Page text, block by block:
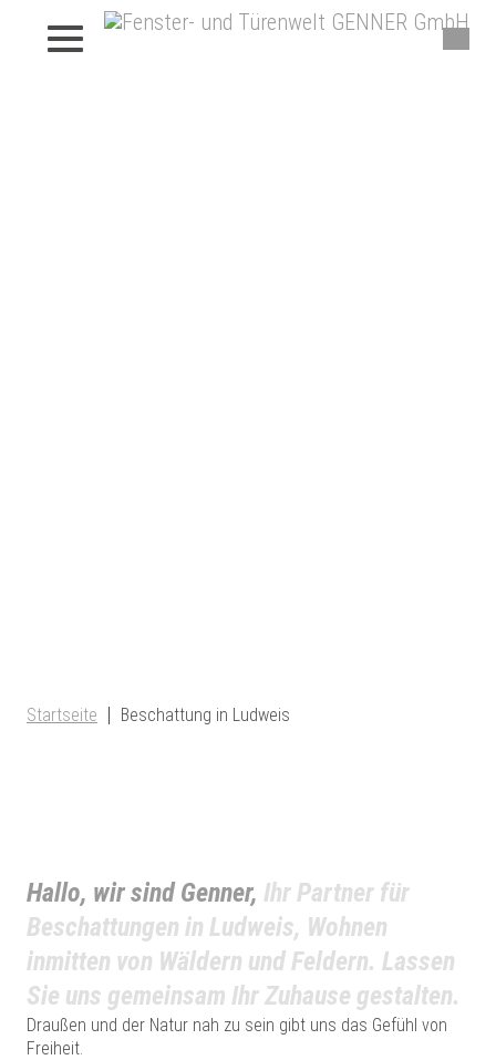
Beschattungen von Genner
Startseite Beschattung in Ludweis
Hallo, wir sind Genner, Ihr Partner für
Beschattungen in Ludweis, Wohnen
inmitten von Wäldern und Feldern. Lassen
Sie uns gemeinsam Ihr Zuhause gestalten.
Draußen und der Natur nah zu sein gibt uns das Gefühl von
Freiheit.